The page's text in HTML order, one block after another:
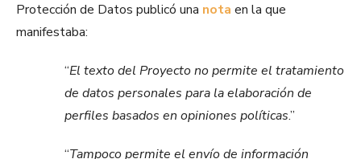
Protección de Datos publicó una nota en la que
manifestaba:
“El texto del Proyecto no permite el tratamiento
de datos personales para la elaboración de
perfiles basados en opiniones políticas.”
“Tampoco permite el envío de información